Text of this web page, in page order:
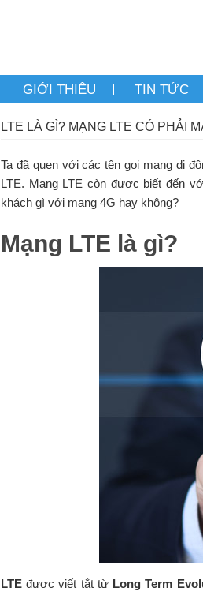
GIỚI THIỆU TIN TỨC
LTE LÀ GÌ? MẠNG LTE CÓ PHẢI
Ta đã quen với các tên gọi mạng di
LTE. Mạng LTE còn được biết đến
khách gì với mạng 4G hay không?
Mạng LTE là gì?
LTEđược viết tắt từ Long Term